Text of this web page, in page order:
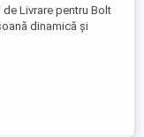
Livrare pentru Bolt
dinamică și
stabilești propriul
bani livrând în zona
noastre ca partener
Food! **Ce îți